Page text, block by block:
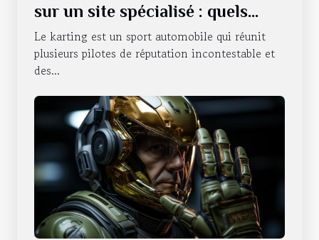
sur un site spécialisé : quels
sont les avantages qui en
découlent ?
Le karting est un sport automobile qui réunit
plusieurs pilotes de réputation incontestable et
des...